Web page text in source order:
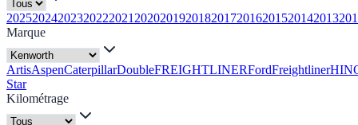
20252024202320222021 20202019201820172016201520142013
Marque
ArtisAspenCaterpillarDoubleFREIGHTLINERFordFreightliner
Star
Kilométrage